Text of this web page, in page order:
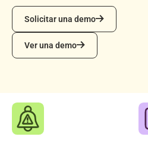
Solicitar una demo
Solicitar una demo
Ver una demo
Ver una demo